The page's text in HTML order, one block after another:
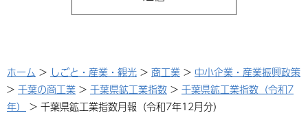
ホーム > しごと・産業・観光 > 商工業 > 中小企業・産業振興政策
> 千葉の商工業 > 千葉県鉱工業指数 > 千葉県鉱工業指数（令和7
年）
> 千葉県鉱工業指数月報（令和7年12月分）